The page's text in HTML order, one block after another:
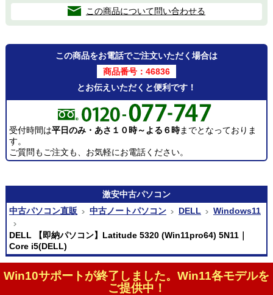
この商品について問い合わせる
この商品をお電話でご注文いただく場合は
商品番号：46836
とお伝えいただくと便利です！
受付時間は平日のみ・あさ１０時～よる６時までとなっておりま
す。
ご質問もご注文も、お気軽にお電話ください。
激安中古パソコン
中古パソコン直販
中古ノートパソコン DELL Windows11
DELL 【即納パソコン】Latitude 5320 (Win11pro64) 5N11｜
Core i5(DELL)
Win10サポートが終了しました。Win11各モデルを
ご提供中！